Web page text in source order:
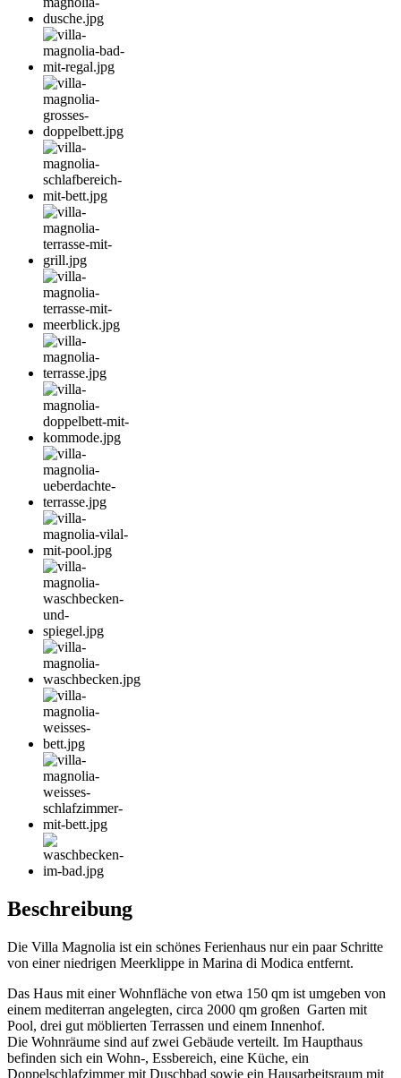
Beschreibung
Die Villa Magnolia ist ein schönes Ferienhaus nur ein paar Schritte
von einer niedrigen Meerklippe in Marina di Modica entfernt.
Das Haus mit einer Wohnfläche von etwa 150 qm ist umgeben von
einem mediterran angelegten, circa 2000 qm großen Garten mit
Pool, drei gut möblierten Terrassen und einem Innenhof.
Die Wohnräume sind auf zwei Gebäude verteilt. Im Haupthaus
befinden sich ein Wohn-, Essbereich, eine Küche, ein
Doppelschlafzimmer mit Duschbad sowie ein Hausarbeitsraum mit